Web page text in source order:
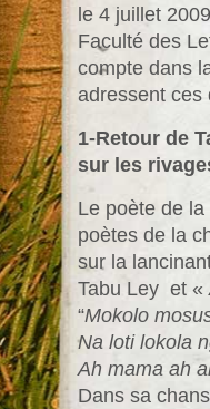
le 4 juillet
Faculté des
compte dans
adressent ces
1-Retour de
sur les
Le poète de
poètes de la
sur la
Tabu Ley et «
“Mokolo
Na loti lokola
Ah mama ah
Dans sa